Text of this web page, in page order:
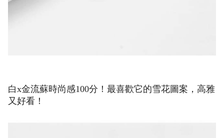
白x金流蘇時尚感100分！最喜歡它的雪花圖案，高雅
又好看！